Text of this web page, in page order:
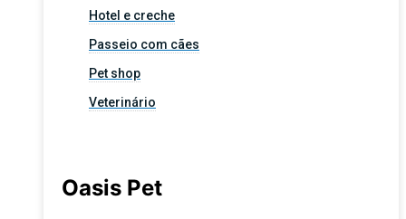
Hotel e creche
Passeio com cães
Pet shop
Veterinário
Oasis Pet